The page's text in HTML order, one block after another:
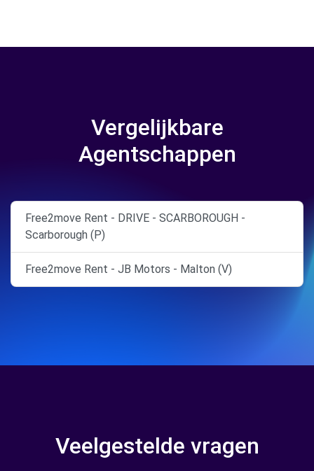
Vergelijkbare
Agentschappen
Free2move Rent - DRIVE - SCARBOROUGH -
Scarborough (P)
Free2move Rent - JB Motors - Malton (V)
Veelgestelde vragen